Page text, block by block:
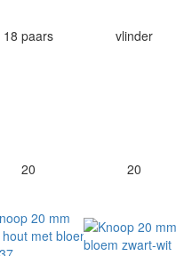
18 paars vlinder
20 20